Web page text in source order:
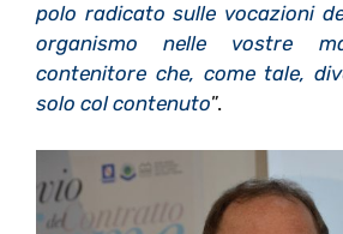
polo radicato sulle vocazioni
organismo nelle vostre
contenitore che, come tale,
solo col contenuto”.